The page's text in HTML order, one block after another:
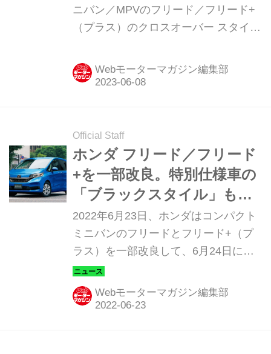
ニバン／MPVのフリード／フリード+
（プラス）のクロスオーバー スタイル
ラックスタイル（BLACK STYLE）」
を設定し、6月9日より発売する。
Webモーターマガジン編集部
Official Staff
ホンダ フリード／フリード
+を一部改良。特別仕様車の
「ブラックスタイル」も設
定
2022年6月23日、ホンダはコンパクト
ミニバンのフリードとフリード+（プ
ラス）を一部改良して、6月24日に発
売する。また、Modulo（モデューロ）
Xは、7月14日に発売する。あわせて、
より上質で洗練された内外装デザイン
Webモーターマガジン編集部